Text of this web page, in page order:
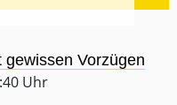
gewissen Vorzügen
Uhr